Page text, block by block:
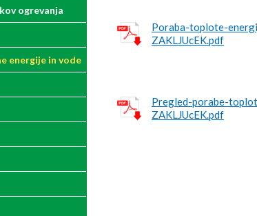
ogrevanja
energije in vode
Poraba-toplote-
ZAKLJUcEK.pdf
Pregled-porabe-
ZAKLJUcEK.pdf